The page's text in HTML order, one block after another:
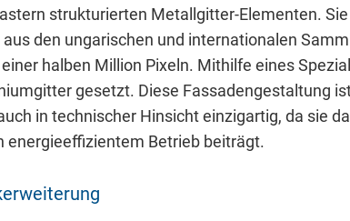
strukturierten Metallgitter-Elementen.
den ungarischen und internationalen
halben Million Pixeln. Mithilfe eines
gesetzt. Diese Fassadengestaltung
in technischer Hinsicht einzigartig, da sie
energieeffizientem Betrieb beiträgt.
Speichern Ablehnen